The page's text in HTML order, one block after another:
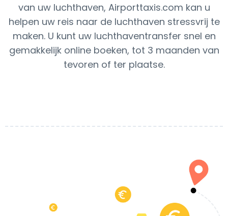
van uw luchthaven, Airporttaxis.com kan u
helpen uw reis naar de luchthaven stressvrij te
maken. U kunt uw luchthaventransfer snel en
gemakkelijk online boeken, tot 3 maanden van
tevoren of ter plaatse.